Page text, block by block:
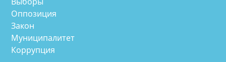
Оппозиция
Закон
Муниципалитет
Коррупция